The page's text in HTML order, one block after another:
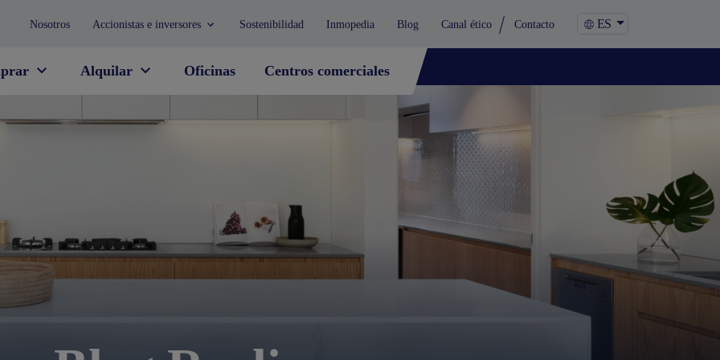
Nosotros Accionistas e inversores Sostenibilidad Inmopedia Blog Canal ético Contacto ES
Alquilar Oficinas Centros comerciales